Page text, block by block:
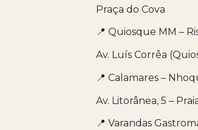
Praça do Cova
📍 Quiosque MM –
Av. Luís Corrêa
📍 Calamares –
Av. Litorânea, 5 –
📍 Varandas